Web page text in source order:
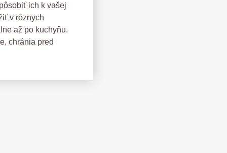
ich k vašej
v rôznych
až po kuchyňu.
chránia pred